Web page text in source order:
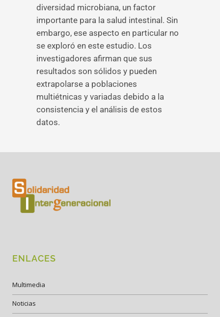
diversidad microbiana, un factor
importante para la salud intestinal. Sin
embargo, ese aspecto en particular no
se exploró en este estudio. Los
investigadores afirman que sus
resultados son sólidos y pueden
extrapolarse a poblaciones
multiétnicas y variadas debido a la
consistencia y el análisis de estos
datos.
ENLACES
Multimedia
Noticias